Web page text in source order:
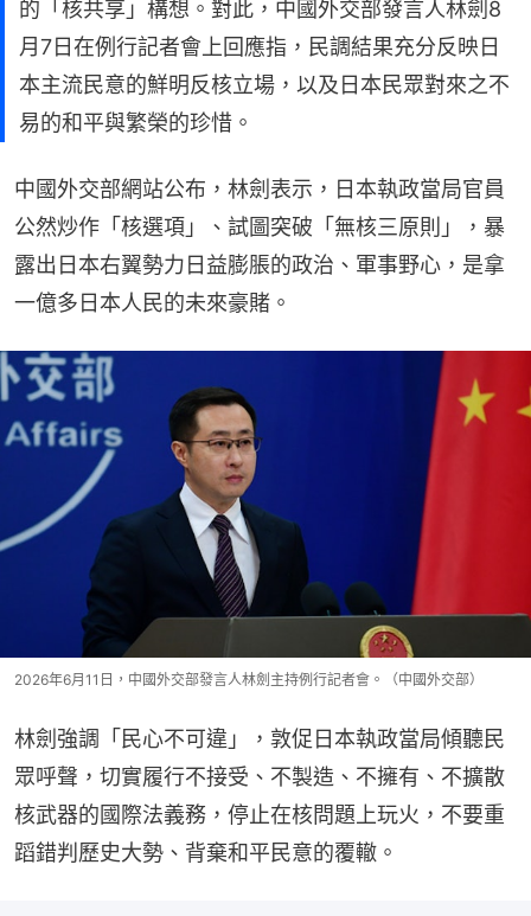
的「核共享」構想。對此，中國外交部發言人林劍8
月7日在例行記者會上回應指，民調結果充分反映日
本主流民意的鮮明反核立場，以及日本民眾對來之不
易的和平與繁榮的珍惜。
中國外交部網站公布，林劍表示，日本執政當局官員
公然炒作「核選項」、試圖突破「無核三原則」，暴
露出日本右翼勢力日益膨脹的政治、軍事野心，是拿
一億多日本人民的未來豪賭。
2026年6月11日，中國外交部發言人林劍主持例行記者會。（中國外交部）
林劍強調「民心不可違」，敦促日本執政當局傾聽民
眾呼聲，切實履行不接受、不製造、不擁有、不擴散
核武器的國際法義務，停止在核問題上玩火，不要重
蹈錯判歷史大勢、背棄和平民意的覆轍。